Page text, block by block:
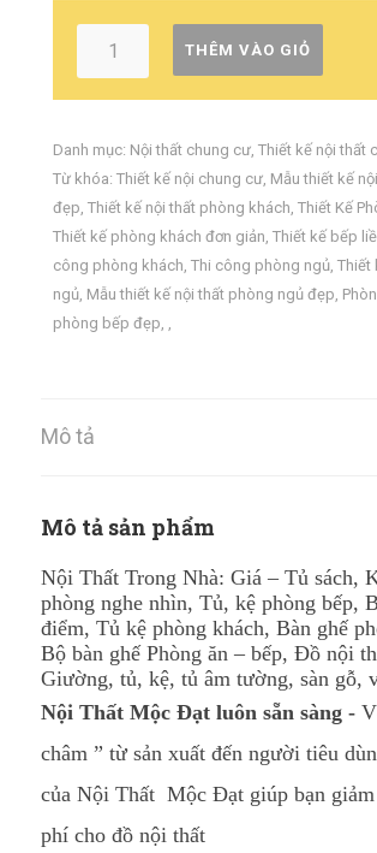
THÊM VÀO GIỎ
Danh mục: Nội thất chung cư, Thiết kế nội thất
Từ khóa: Thiết kế nội chung cư, Mẫu thiết kế
đẹp, Thiết kế nội thất phòng khách, Thiết Kế
Thiết kế phòng khách đơn giản, Thiết kế bếp
công phòng khách, Thi công phòng ngủ, Thiết
ngủ, Mẫu thiết kế nội thất phòng ngủ đẹp,
phòng bếp đẹp, ,
Mô tả
Mô tả sản phẩm
Nội Thất Trong Nhà: Giá – Tủ sách,
phòng nghe nhìn, Tủ, kệ phòng bếp,
điểm, Tủ kệ phòng khách, Bàn ghế
Bộ bàn ghế Phòng ăn – bếp, Đồ nội
Giường, tủ, kệ, tủ âm tường, sàn gỗ,
Nội Thất Mộc Đạt luôn sẵn sàng -
châm ” từ sản xuất đến người tiêu
của Nội Thất Mộc Đạt giúp bạn
phí cho đồ nội thất